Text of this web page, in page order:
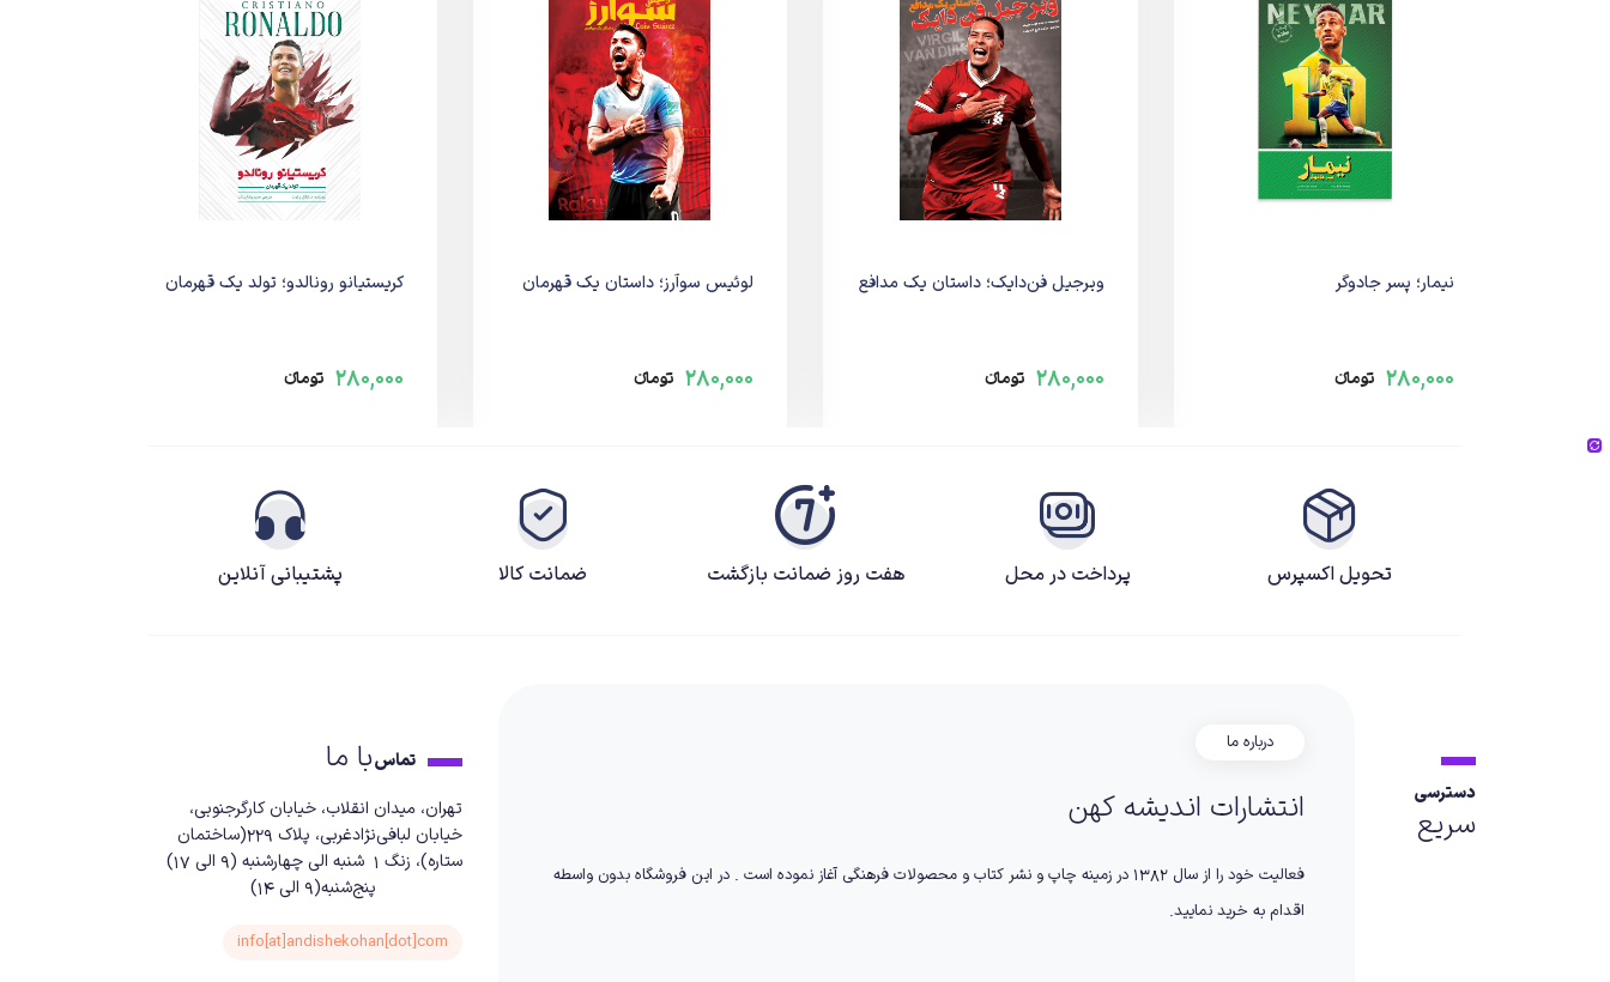
نیمار؛ پسر جادوگر
280,000 تومانء
ویرجیل فن‌دایک؛ داستان یک مدافع
280,000 تومانء
لوئیس سوآرز؛ داستان یک قهرمان
280,000 تومانء
کریستیانو رونالدو؛ تولد یک قهرمان
280,000 تومانء
تحویل اکسپرس پرداخت در محل هفت روز ضمانت بازگشت ضمانت کالا پشتیبانی آنلاین
دسترسی
سریع
درباره ما
انتشارات اندیشه کهن
فعالیت خود را از سال 1382 در زمینه چاپ و نشر کتاب و محصولات فرهنگی آغاز نموده است . در این فروشگاه بدون واسطه
اقدام به خرید نمایید.
تماسبا ما
تهران، میدان انقلاب، خیابان کارگرجنوبی،
خیابان لبافی‌نژادغربی، پلاک 229(ساختمان
ستاره)، زنگ 1 شنبه الی چهارشنبه (9 الی 17)
پنج‌شنبه(9 الی 14)
info[at]andishekohan[dot]com